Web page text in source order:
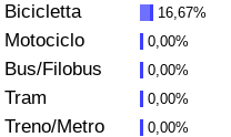
Bicicletta 16,67%
Motociclo 0,00%
Bus/Filobus 0,00%
Tram 0,00%
Treno/Metro 0,00%
Indice dell’Inquinamento
Traffico
Indice del Traffico